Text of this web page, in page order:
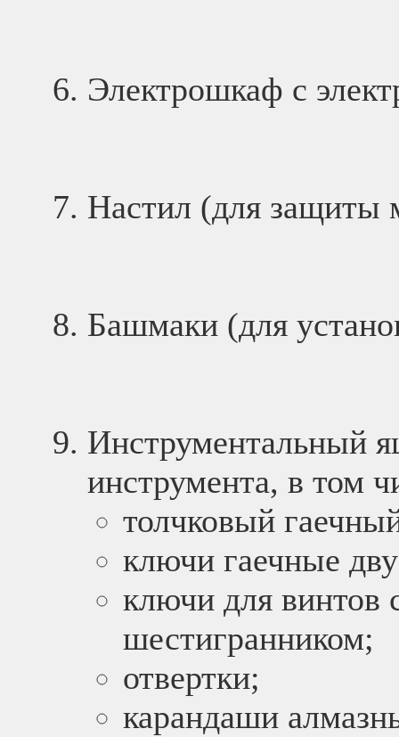
Электрошкаф с
Настил (для защиты
Башмаки (для
Инструментальный
инструмента, в том
толчковый
ключи гаечные
ключи для винтов
шестигранником;
отвертки;
карандаши